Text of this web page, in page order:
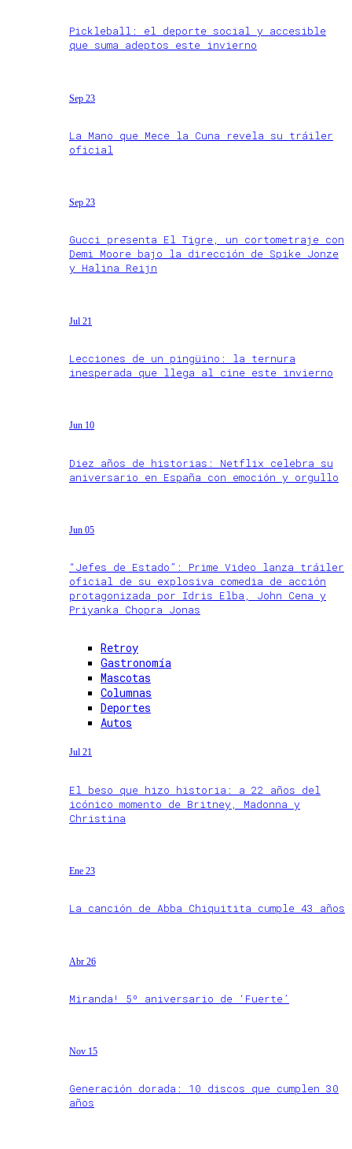
Pickleball: el deporte social y accesible
que suma adeptos este invierno
Sep 23
La Mano que Mece la Cuna revela su tráiler
oficial
Sep 23
Gucci presenta El Tigre, un cortometraje con
Demi Moore bajo la dirección de Spike Jonze
y Halina Reijn
Jul 21
Lecciones de un pingüino: la ternura
inesperada que llega al cine este invierno
Jun 10
Diez años de historias: Netflix celebra su
aniversario en España con emoción y orgullo
Jun 05
“Jefes de Estado”: Prime Video lanza tráiler
oficial de su explosiva comedia de acción
protagonizada por Idris Elba, John Cena y
Priyanka Chopra Jonas
Retroy
Gastronomía
Mascotas
Columnas
Deportes
Autos
Jul 21
El beso que hizo historia: a 22 años del
icónico momento de Britney, Madonna y
Christina
Ene 23
La canción de Abba Chiquitita cumple 43 años
Abr 26
Miranda! 5º aniversario de ‘Fuerte’
Nov 15
Generación dorada: 10 discos que cumplen 30
años